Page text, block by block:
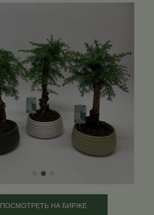
ПОСМОТРЕТЬ НА БИРЖЕ